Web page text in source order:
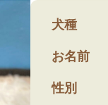
犬種
お名前
性別